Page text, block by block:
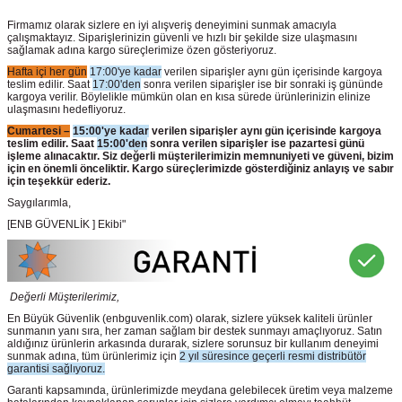
Firmamız olarak sizlere en iyi alışveriş deneyimini sunmak amacıyla
çalışmaktayız. Siparişlerinizin güvenli ve hızlı bir şekilde size ulaşmasını
sağlamak adına kargo süreçlerimize özen gösteriyoruz.
Hafta içi her gün 17:00'ye kadar verilen siparişler aynı gün içerisinde kargoya
teslim edilir. Saat 17:00'den sonra verilen siparişler ise bir sonraki iş gününde
kargoya verilir. Böylelikle mümkün olan en kısa sürede ürünlerinizin elinize
ulaşmasını hedefliyoruz.
Cumartesi – 15:00'ye kadar verilen siparişler aynı gün içerisinde kargoya
teslim edilir. Saat 15:00'den sonra verilen siparişler ise pazartesi günü
işleme alınacaktır. Siz değerli müşterilerimizin memnuniyeti ve güveni, bizim
için en önemli önceliktir. Kargo süreçlerimizde gösterdiğiniz anlayış ve sabır
için teşekkür ederiz.
Saygılarımla,
[ENB GÜVENLİK ] Ekibi"
Değerli Müşterilerimiz,
En Büyük Güvenlik (enbguvenlik.com) olarak, sizlere yüksek kaliteli ürünler
sunmanın yanı sıra, her zaman sağlam bir destek sunmayı amaçlıyoruz. Satın
aldığınız ürünlerin arkasında durarak, sizlere sorunsuz bir kullanım deneyimi
sunmak adına, tüm ürünlerimiz için 2 yıl süresince geçerli resmi distribütör
garantisi sağlıyoruz.
Garanti kapsamında, ürünlerimizde meydana gelebilecek üretim veya malzeme